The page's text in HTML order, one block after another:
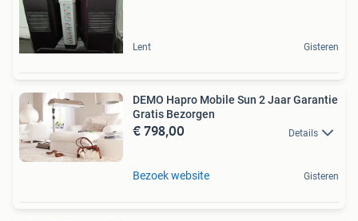
Lent Gisteren
DEMO Hapro Mobile Sun 2 Jaar Garantie
Gratis Bezorgen
€ 798,00 Details
Bezoek website Gisteren